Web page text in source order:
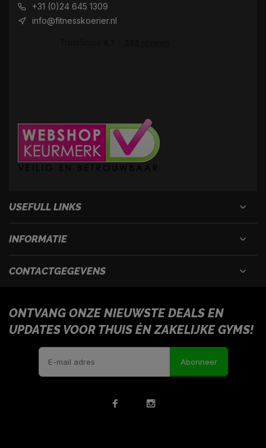
+31 (0)24 645 1309
info@fitnesskoerier.nl
USEFULL LINKS
INFORMATIE
CONTACTGEGEVENS
ONTVANG ONZE NIEUWSTE DEALS EN
UPDATES VOOR THUIS ÉN ZAKELIJKE GYMS!
Abonneer